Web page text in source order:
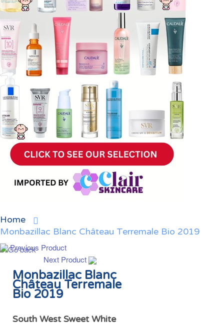
Home
Monbazillac Blanc Château Terremale Bio 2019
Previous Product
Next Product
Monbazillac Blanc
Château Terremale
Bio 2019
South West Sweet White